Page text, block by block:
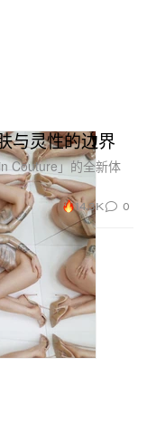
与灵性的边界
Couture」的全新体
14.3K 0